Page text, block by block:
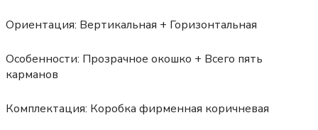
Ориентация: Вертикальная + Горизонтальная
Особенности: Прозрачное окошко + Всего пять
карманов
Комплектация: Коробка фирменная коричневая